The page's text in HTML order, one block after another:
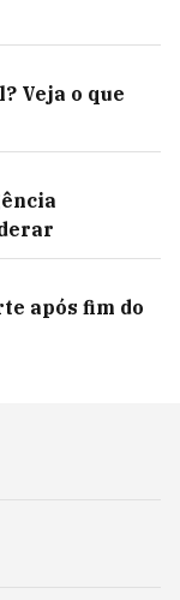
Veja o que
após fim do